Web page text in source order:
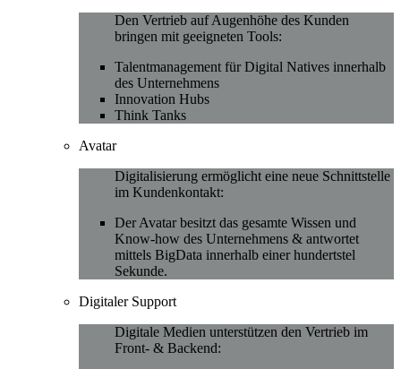
Den Vertrieb auf Augenhöhe des Kunden
bringen mit geeigneten Tools:
Talentmanagement für Digital Natives innerhalb
des Unternehmens
Innovation Hubs
Think Tanks
Avatar
Digitalisierung ermöglicht eine neue Schnittstelle
im Kundenkontakt:
Der Avatar besitzt das gesamte Wissen und
Know-how des Unternehmens & antwortet
mittels BigData innerhalb einer hundertstel
Sekunde.
Digitaler Support
Digitale Medien unterstützen den Vertrieb im
Front- & Backend: